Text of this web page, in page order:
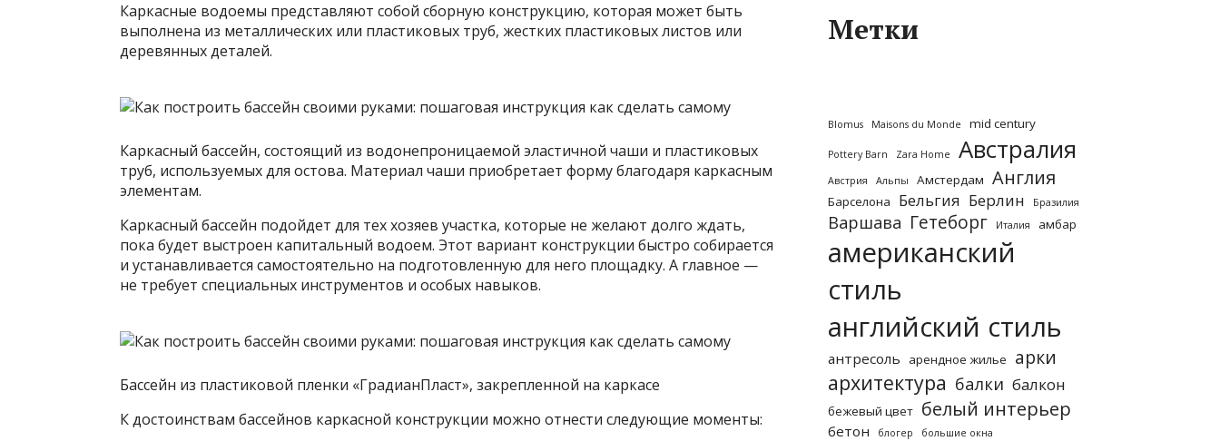
Каркасные водоемы представляют собой сборную конструкцию, которая может быть
выполнена из металлических или пластиковых труб, жестких пластиковых листов или
деревянных деталей.
Каркасный бассейн, состоящий из водонепроницаемой эластичной чаши и пластиковых
труб, используемых для остова. Материал чаши приобретает форму благодаря каркасным
элементам.
Каркасный бассейн подойдет для тех хозяев участка, которые не желают долго ждать,
пока будет выстроен капитальный водоем. Этот вариант конструкции быстро собирается
и устанавливается самостоятельно на подготовленную для него площадку. А главное —
не требует специальных инструментов и особых навыков.
Бассейн из пластиковой пленки «ГрадианПласт», закрепленной на каркасе
К достоинствам бассейнов каркасной конструкции можно отнести следующие моменты:
Метки
Blomus Maisons du Monde mid century
Pottery Barn Zara Home Австралия
Австрия Альпы Амстердам Англия
Барселона Бельгия Берлин Бразилия
Варшава Гетеборг Италия амбар
американский
стиль
английский стиль
антресоль арендное жилье арки
архитектура балки балкон
бежевый цвет белый интерьер
бетон блогер
большие окна